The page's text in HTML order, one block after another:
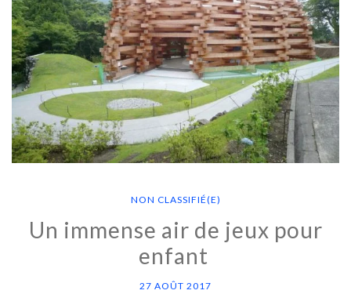
NON CLASSIFIÉ(E)
Un immense air de jeux pour
enfant
27 AOÛT 2017